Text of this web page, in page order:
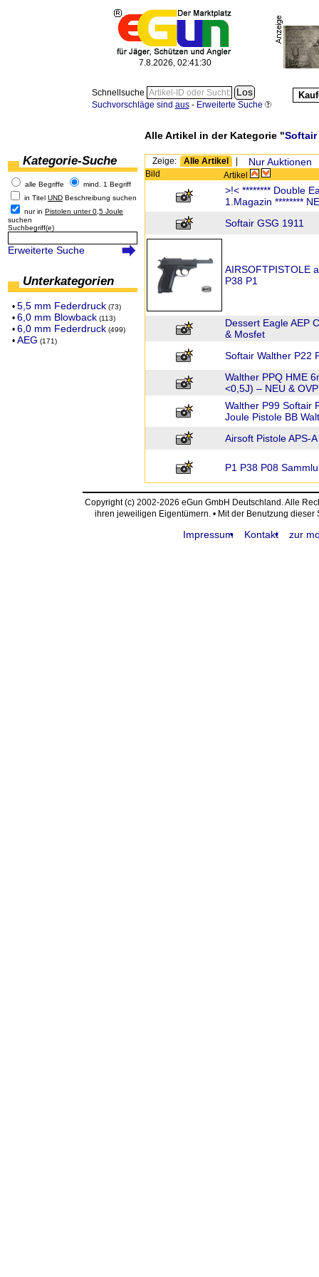
7.8.2026, 02:41:30
Schnellsuche
Suchvorschläge sind aus- Erweiterte Suche
Alle Artikel in der Kategorie "Softair
Kategorie-Suche
alle Begriffe
mind. 1 Begriff
in Titel UND Beschreibung suchen
nur in Pistolen unter 0,5 Joule
suchen
Suchbegriff(e)
Erweiterte Suche
Unterkategorien
• 5,5 mm Federdruck (73)
• 6,0 mm Blowback (113)
• 6,0 mm Federdruck (499)
• AEG (171)
Zeige: Alle Artikel Nur Auktionen
Bild Artikel
>!< ******** Double
1.Magazin ********
Softair GSG 1911
AIRSOFTPISTOLE
P38 P1
Dessert Eagle AEP
& Mosfet
Softair Walther P22
Walther PPQ HME
<0,5J) – NEU &
Walther P99 Softair
Joule Pistole BB
Airsoft Pistole APS-
P1 P38 P08
Copyright (c) 2002-2026 eGun GmbH Deutschland. Alle
ihren jeweiligen Eigentümern. • Mit der Benutzung
Impressum Kontakt zur